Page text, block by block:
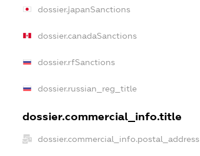
dossier.japanSanctions
dossier.canadaSanctions
dossier.rfSanctions
dossier.russian_reg_title
dossier.commercial_info.title
dossier.commercial_info.postal_address